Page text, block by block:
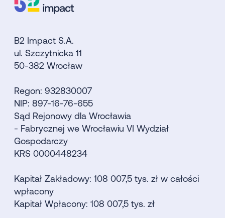
B2 Impact S.A.
ul. Szczytnicka 11
50-382 Wrocław
Regon: 932830007
NIP: 897-16-76-655
Sąd Rejonowy dla Wrocławia
- Fabrycznej we Wrocławiu VI Wydział
Gospodarczy
KRS 0000448234
Kapitał Zakładowy: 108 007,5 tys. zł w całości
wpłacony
Kapitał Wpłacony: 108 007,5 tys. zł